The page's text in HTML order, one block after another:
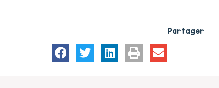
Partager